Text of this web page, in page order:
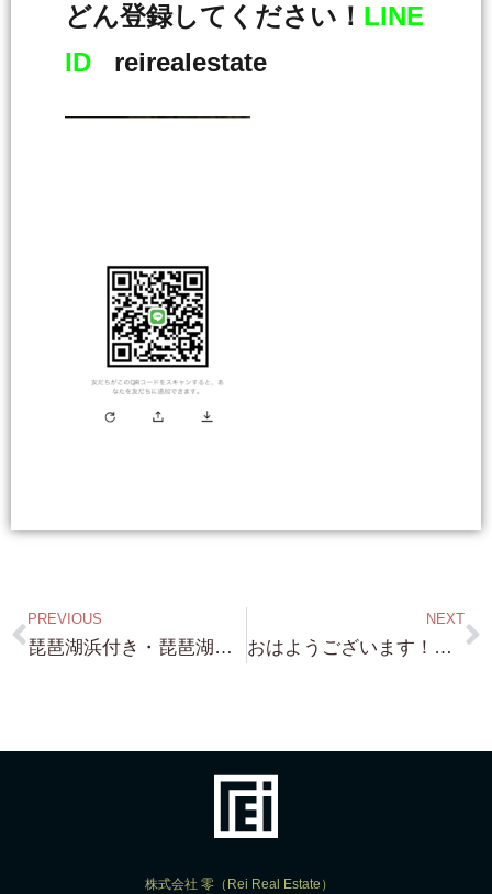
どん登録してください！ LINE
ID reirealestate
PREVIOUS
琵琶湖浜付き・琵琶湖桟橋付き物件 本日は ありがとうございました！・・・詳細資料 早速お送り致します！ ご検討 よろしくお願いいたします。
NEXT
おはようございます！・・今日も 引き続き 琵琶湖浜付き・琵琶湖別荘！探します・・が なんか 滋賀県北部は 大雪？警報が・・・
株式会社 零（Rei Real Estate）